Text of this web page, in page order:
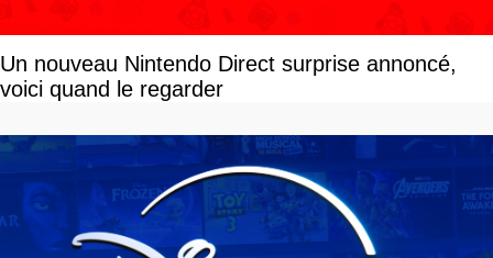
Un nouveau Nintendo Direct surprise annoncé,
voici quand le regarder